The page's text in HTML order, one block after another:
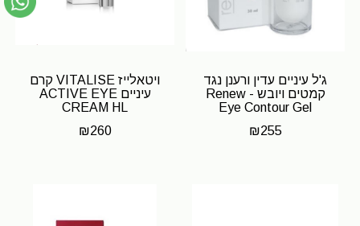
ג'ל עיניים עדין ורענן נגד
קמטים ויובש - Renew
Eye Contour Gel
₪255
ויטאלייז VITALISE קרם
עיניים ACTIVE EYE
CREAM HL
₪260